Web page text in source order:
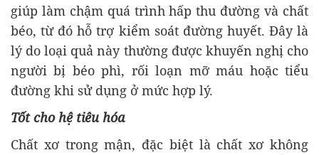
giúp làm chậm quá trình hấp thu đường và chất
béo, từ đó hỗ trợ kiểm soát đường huyết. Đây là
lý do loại quả này thường được khuyến nghị cho
người bị béo phì, rối loạn mỡ máu hoặc tiểu
đường khi sử dụng ở mức hợp lý.
Tốt cho hệ tiêu hóa
Chất xơ trong mận, đặc biệt là chất xơ không